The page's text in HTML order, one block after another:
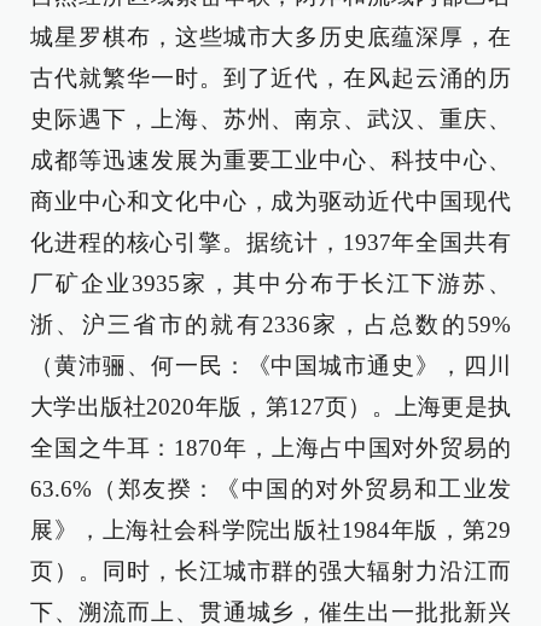
城星罗棋布，这些城市大多历史底蕴深厚，在
古代就繁华一时。到了近代，在风起云涌的历
史际遇下，上海、苏州、南京、武汉、重庆、
成都等迅速发展为重要工业中心、科技中心、
商业中心和文化中心，成为驱动近代中国现代
化进程的核心引擎。据统计，1937年全国共有
厂矿企业3935家，其中分布于长江下游苏、
浙、沪三省市的就有2336家，占总数的59%
（黄沛骊、何一民：《中国城市通史》，四川
大学出版社2020年版，第127页）。上海更是执
全国之牛耳：1870年，上海占中国对外贸易的
63.6%（郑友揆：《中国的对外贸易和工业发
展》，上海社会科学院出版社1984年版，第29
页）。同时，长江城市群的强大辐射力沿江而
下、溯流而上、贯通城乡，催生出一批批新兴